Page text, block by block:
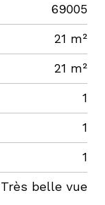
69005
21 m²
21 m²
1
1
1
très belle vue